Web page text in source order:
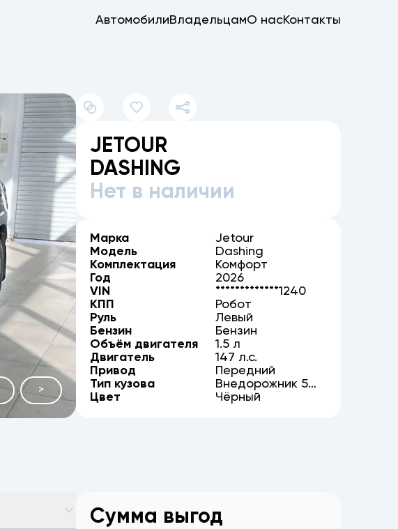
АвтомобилиВладельцамО насКонтакты
>
JETOUR
DASHING
Нет в наличии
Марка
Jetour
Модель
Dashing
Комплектация
Комфорт
Год
2026
VIN
*************1240
КПП
Робот
Руль
Левый
Бензин
Бензин
Объём двигателя
1.5 л
Двигатель
147 л.с.
Привод
Передний
Тип кузова
Внедорожник 5
дв.
Цвет Чёрный
Сумма выгод